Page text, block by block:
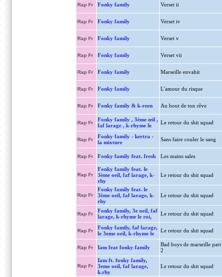
Rap Fr Fonky family Verset ii
Rap Fr Fonky family Verset iv
Rap Fr Fonky family Verset v
Rap Fr Fonky family Verset vii
Rap Fr Fonky family Marseille envahit
Rap Fr Fonky family L'amour du risque
Rap Fr Fonky family & k-reen Au bout de ton rêve
Rap Fr
Fonky family , 3ème œil ,
faf larage , k-rhyme le
Le retour du shit squad
Rap Fr
Fonky family - kertra -
la mixture
Sans faire couler le sang
Rap Fr Fonky family feat. fresh Les mains sales
Rap Fr
Fonky family feat. le
3ème oeil, faf larage, k-
rhy
Le retour du shit squad
Rap Fr
Fonky family feat. le
3ème oeil, faf larage, k-
rhy
Le retour du shit squad
Rap Fr
Fonky family, 3e oeil, faf
larage, k-rhyme le roi,
Le retour du shit squad
Rap Fr
Fonky family, faf larage,
le 3eme oeil, k-rhyme le
Le retour du shit squad
Rap Fr Iam feat fonky family
Bad boys de marseille part
2
Rap Fr
Iam ft. fonky family,
3eme oeil, faf larage,
k.rhy
Le retour du shit squad